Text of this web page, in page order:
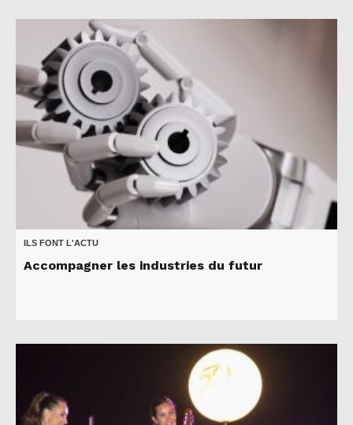
ILS FONT L'ACTU
Accompagner les industries du futur